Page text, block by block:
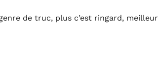
de truc, plus c’est ringard, meilleur